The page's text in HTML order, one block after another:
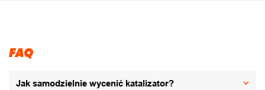
FAQ
Jak samodzielnie wycenić katalizator?